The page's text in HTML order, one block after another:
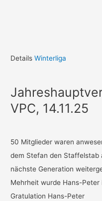
DetailsWinterliga
VPC, 14.11.25
50 Mitglieder waren
dem Stefan den Staffelstab
nächste Generation
Mehrheit wurde Hans-
Gratulation Hans-Peter